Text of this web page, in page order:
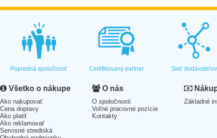
Popredná spoločnosť Certifikovaný partner Sieť dodávateľov
Všetko o nákupe
Ako nakupovať
Cena dopravy
Ako platiť
Ako reklamovať
Servisné strediská
O nás
O spoločnosti
Voľné pracovné pozície
Kontakty
Základné